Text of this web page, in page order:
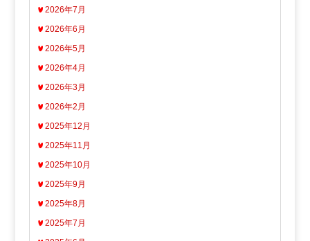
2026年7月
2026年6月
2026年5月
2026年4月
2026年3月
2026年2月
2025年12月
2025年11月
2025年10月
2025年9月
2025年8月
2025年7月